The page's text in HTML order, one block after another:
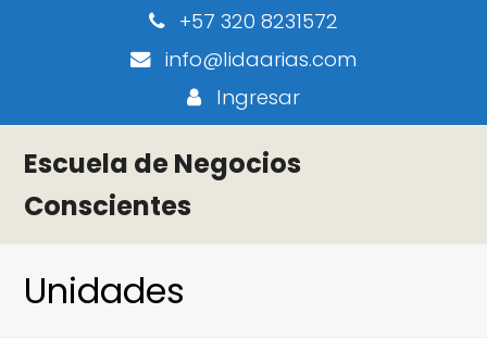
+57 320 8231572
info@lidaarias.com
Ingresar
Escuela de Negocios
Conscientes
Unidades